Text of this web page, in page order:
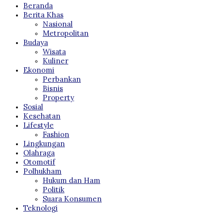
Beranda
Berita Khas
Nasional
Metropolitan
Budaya
Wisata
Kuliner
Ekonomi
Perbankan
Bisnis
Property
Sosial
Kesehatan
Lifestyle
Fashion
Lingkungan
Olahraga
Otomotif
Polhukham
Hukum dan Ham
Politik
Suara Konsumen
Teknologi